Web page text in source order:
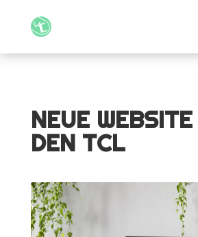
NEUE
DEN TCL